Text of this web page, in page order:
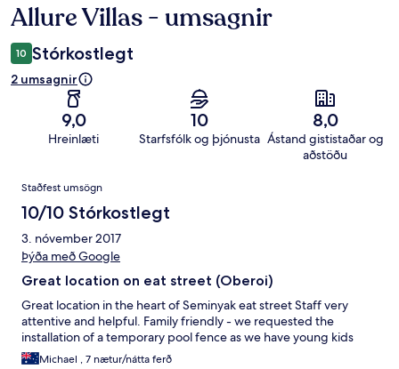
Umsagnir
Allure Villas - umsagnir
10 Stórkostlegt
2 umsagnir
9,0
Hreinlæti
10
Starfsfólk og þjónusta
8,0
Ástand gististaðar og
aðstöðu
Umsagnir
Staðfest umsögn
10/10 Stórkostlegt
3. nóvember 2017
Þýða með Google
Great location on eat street (Oberoi)
Great location in the heart of Seminyak eat street Staff very
attentive and helpful. Family friendly - we requested the
installation of a temporary pool fence as we have young kids
Michael , 7 nætur/nátta ferð